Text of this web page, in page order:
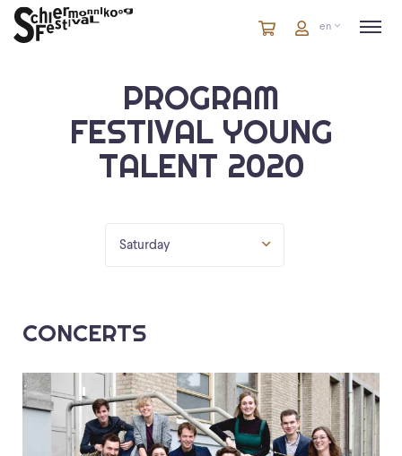
CartitemsCarten
PROGRAM
FESTIVAL YOUNG
TALENT 2020
Saturday
CONCERTS